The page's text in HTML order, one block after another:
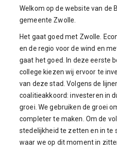
Welkom op de website van de
gemeente Zwolle.
Het gaat goed met Zwolle.
en de regio voor de wind en
gaat het goed. In deze eerste
college kiezen wij ervoor te
van deze stad. Volgens de
coalitieakkoord: investeren in
groei. We gebruiken de groei
completer te maken. Om de
stedelijkheid te zetten en in te
waar we op dit moment in